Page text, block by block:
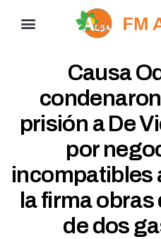
Causa
prisión a De
por
incompatibles
la firma
de dos